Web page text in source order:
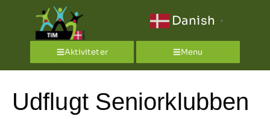
Danish ▼
Aktiviteter Menu
Udflugt Seniorklubben